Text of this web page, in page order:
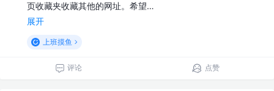
页收藏夹收藏其他的网址。希望…
展开
上班摸鱼
评论 点赞